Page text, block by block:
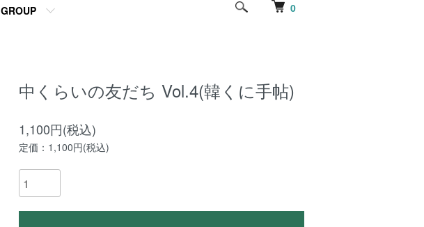
0
GROUP
中くらいの友だち Vol.4(韓くに手帖)
1,100円(税込)
定価：1,100円(税込)